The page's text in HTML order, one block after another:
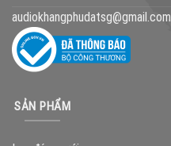
audiokhangphudatsg@gmail.com
SẢN PHẨM